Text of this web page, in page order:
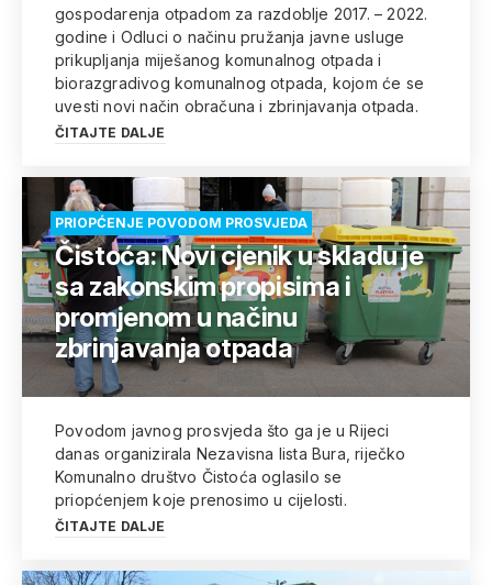
gospodarenja otpadom za razdoblje 2017. – 2022.
godine i Odluci o načinu pružanja javne usluge
prikupljanja miješanog komunalnog otpada i
biorazgradivog komunalnog otpada, kojom će se
uvesti novi način obračuna i zbrinjavanja otpada.
ČITAJTE DALJE
PRIOPĆENJE POVODOM PROSVJEDA
Čistoća: Novi cjenik u skladu je
sa zakonskim propisima i
promjenom u načinu
zbrinjavanja otpada
Povodom javnog prosvjeda što ga je u Rijeci
danas organizirala Nezavisna lista Bura, riječko
Komunalno društvo Čistoća oglasilo se
priopćenjem koje prenosimo u cijelosti.
ČITAJTE DALJE